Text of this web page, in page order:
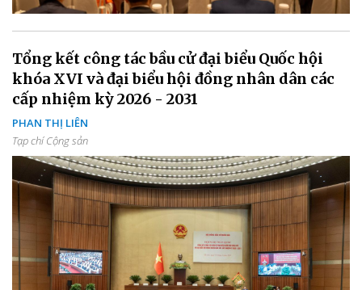
Tổng kết công tác bầu cử đại biểu Quốc hội
khóa XVI và đại biểu hội đồng nhân dân các
cấp nhiệm kỳ 2026 - 2031
PHAN THỊ LIÊN
Tạp chí Cộng sản